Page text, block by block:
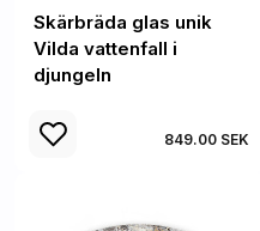
Skärbräda glas unik
Vilda vattenfall i
djungeln
849.00 SEK